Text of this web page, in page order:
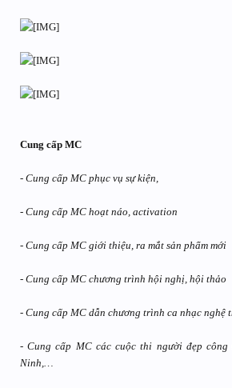
Cung cấp MC
- Cung cấp MC phục vụ sự kiện,
- Cung cấp MC hoạt náo, activation
- Cung cấp MC giới thiệu, ra mắt sản phẩm mới
- Cung cấp MC chương trình hội nghị, hội thảo
- Cung cấp MC dẫn chương trình ca nhạc nghệ
- Cung cấp MC các cuộc thi người đẹp công
Ninh,…